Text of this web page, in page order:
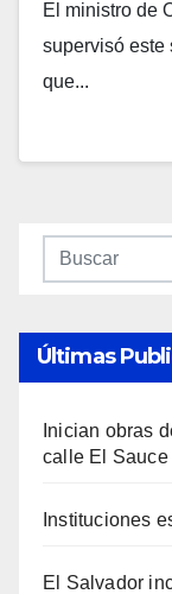
El ministro de
supervisó este
que...
Últimas
Inician obras
calle El Sauce
Instituciones
El Salvador